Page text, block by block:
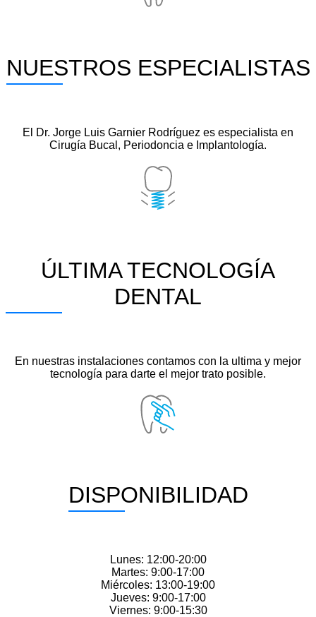
NUESTROS ESPECIALISTAS
El Dr. Jorge Luis Garnier Rodríguez es especialista en
Cirugía Bucal, Periodoncia e Implantología.
ÚLTIMA TECNOLOGÍA
DENTAL
En nuestras instalaciones contamos con la ultima y mejor
tecnología para darte el mejor trato posible.
DISPONIBILIDAD
Lunes: 12:00-20:00
Martes: 9:00-17:00
Miércoles: 13:00-19:00
Jueves: 9:00-17:00
Viernes: 9:00-15:30